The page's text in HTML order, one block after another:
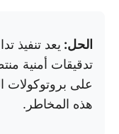
الحل: يعد تنفيذ
تدقيقات أمنية
على بروتوكولات
هذه المخاطر.